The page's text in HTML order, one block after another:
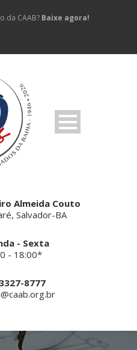
da CAAB? Baixe agora!
Almeida Couto
Salvador-BA
- Sexta
- 18:00*
8777